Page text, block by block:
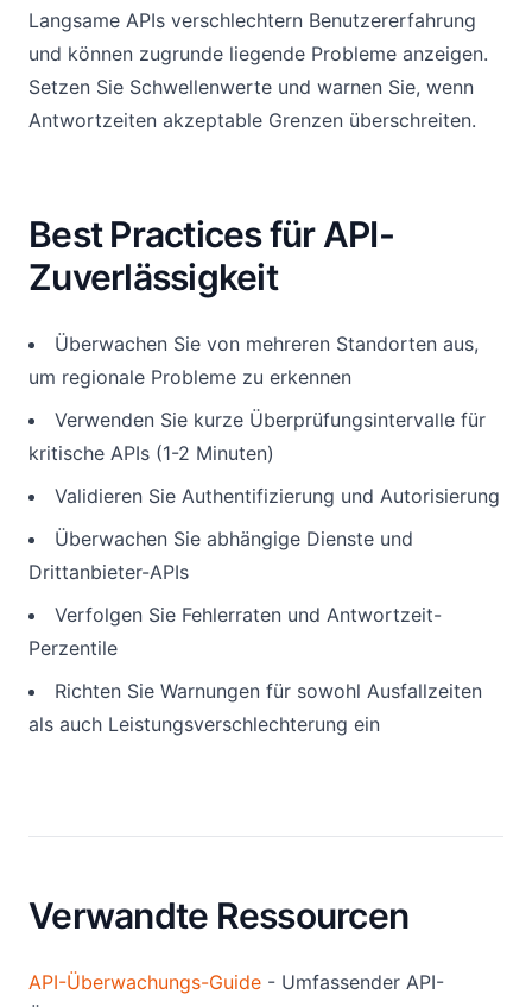
Langsame APIs verschlechtern Benutzererfahrung
und können zugrunde liegende Probleme anzeigen.
Setzen Sie Schwellenwerte und warnen Sie, wenn
Antwortzeiten akzeptable Grenzen überschreiten.
Best Practices für API-
Zuverlässigkeit
Überwachen Sie von mehreren Standorten aus,
um regionale Probleme zu erkennen
Verwenden Sie kurze Überprüfungsintervalle für
kritische APIs (1-2 Minuten)
Validieren Sie Authentifizierung und Autorisierung
Überwachen Sie abhängige Dienste und
Drittanbieter-APIs
Verfolgen Sie Fehlerraten und Antwortzeit-
Perzentile
Richten Sie Warnungen für sowohl Ausfallzeiten
als auch Leistungsverschlechterung ein
Verwandte Ressourcen
API-Überwachungs-Guide - Umfassender API-